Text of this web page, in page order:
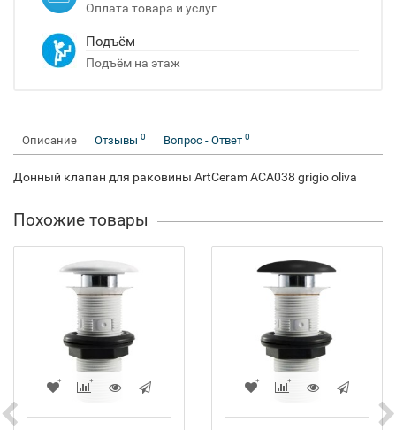
Оплата товара и услуг
Подъём
Подъём на этаж
Описание Отзывы 0 Вопрос - Ответ 0
Донный клапан для раковины ArtCeram ACA038 grigio oliva
Похожие товары